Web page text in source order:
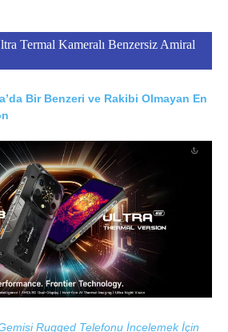
Termal Kameralı Benzersiz Amiral
Bir Benzeri ve Rakibi Olmayan En
Rugged Telefonu İncelemek İçin